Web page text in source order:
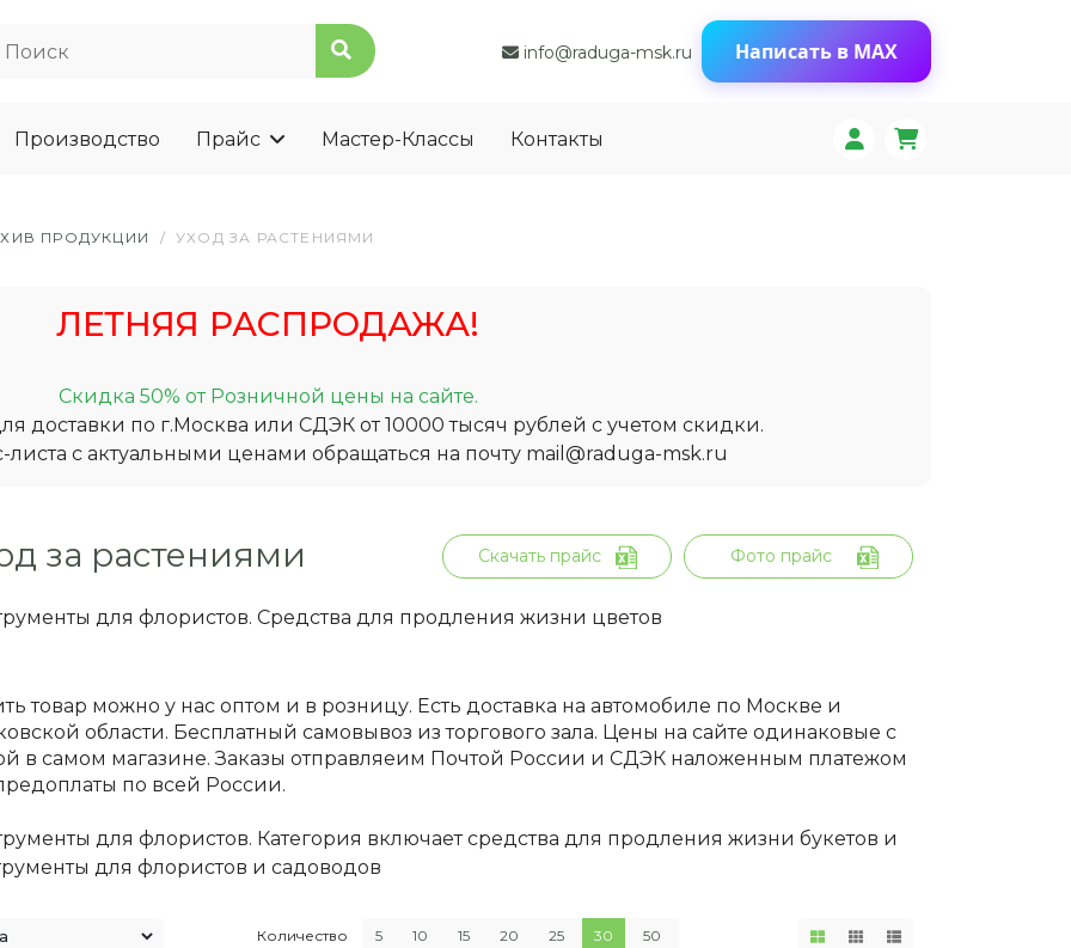
info@raduga-msk.ru Написать в MAX
Производство Прайс Мастер-Классы Контакты
ПРОДУКЦИИ / УХОД ЗА РАСТЕНИЯМИ
ЛЕТНЯЯ РАСПРОДАЖА!
Скидка 50% от Розничной цены на сайте.
доставки по г.Москва или СДЭК от 10000 тысяч рублей с учетом скидки.
с актуальными ценами обращаться на почту mail@raduga-msk.ru
за растениями Скачать прайс Фото прайс
для флористов. Средства для продления жизни цветов
товар можно у нас оптом и в розницу. Есть доставка на автомобиле по Москве и
области. Бесплатный самовывоз из торгового зала. Цены на сайте одинаковые с
в самом магазине. Заказы отправляеим Почтой России и СДЭК наложенным платежом
по всей России.
для флористов. Категория включает средства для продления жизни букетов и
для флористов и садоводов
Количество 5 10 15 20 25 30 50